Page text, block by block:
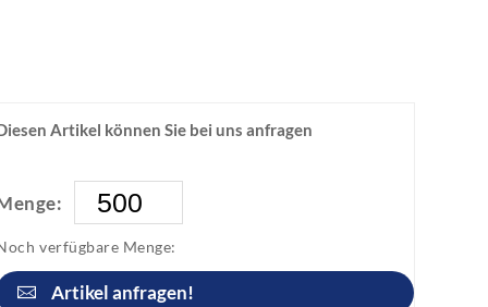
Artikel können Sie bei uns anfragen
verfügbare Menge:
Artikel anfragen!